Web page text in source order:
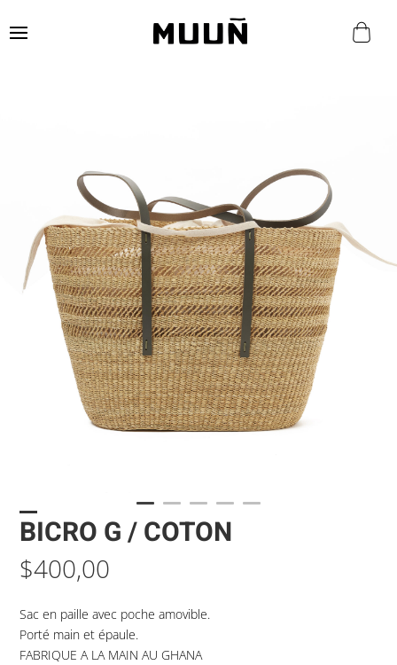
BICRO G / COTON
$400,00
Sac en paille avec poche amovible.
Porté main et épaule.
FABRIQUE A LA MAIN AU GHANA